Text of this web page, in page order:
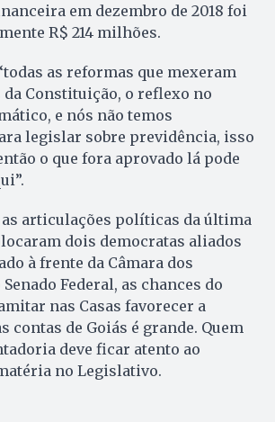
em dezembro de 2018 foi
R$ 214 milhões.
as reformas que mexeram
Constituição, o reflexo no
e nós não temos
legislar sobre previdência, isso
o que fora aprovado lá pode
as articulações políticas da última
dois democratas aliados
à frente da Câmara dos
Federal, as chances do
nas Casas favorecer a
contas de Goiás é grande. Quem
deve ficar atento ao
no Legislativo.